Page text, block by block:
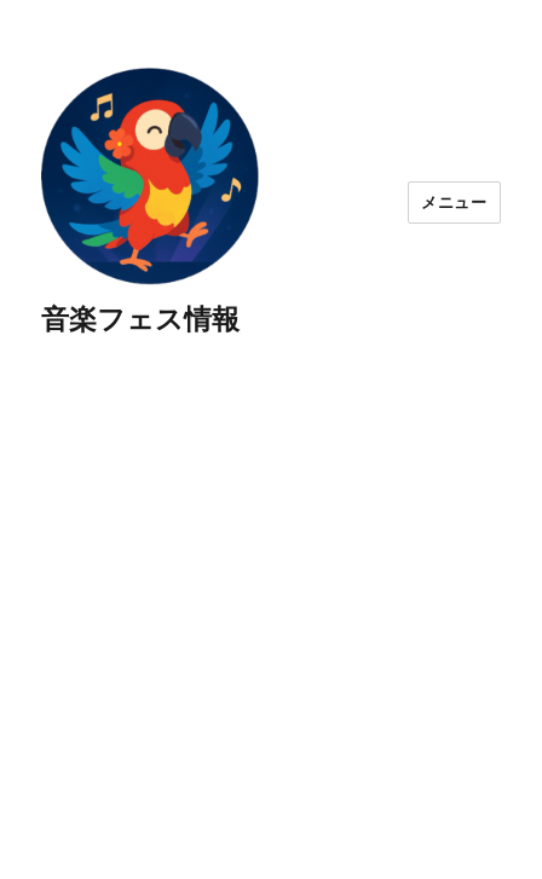
音楽フェス情報
メニュー